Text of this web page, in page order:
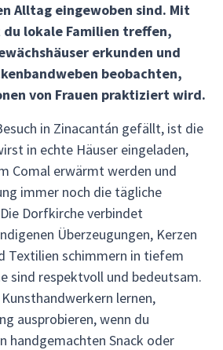
Alltag eingewoben sind. Mit
lokale Familien treffen,
erkunden und
beobachten,
von Frauen praktiziert wird.
in Zinacantán gefällt, ist die
in echte Häuser eingeladen,
Comal erwärmt werden und
immer noch die tägliche
Dorfkirche verbindet
Überzeugungen, Kerzen
Textilien schimmern in tiefem
sind respektvoll und bedeutsam.
lernen,
ausprobieren, wenn du
handgemachten Snack oder